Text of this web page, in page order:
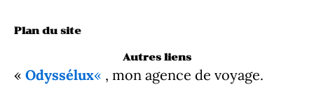
Plan du site
Autres liens
« Odyssélux« , mon agence de voyage.